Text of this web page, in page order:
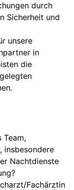
durch
Sicherheit und
unsere
in
die
Team,
insbesondere
Nachtdienste
Fachärztin